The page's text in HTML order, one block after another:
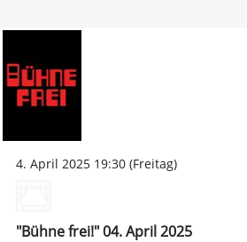
4. April 2025 19:30 (Freitag)
"Bühne frei!" 04. April 2025